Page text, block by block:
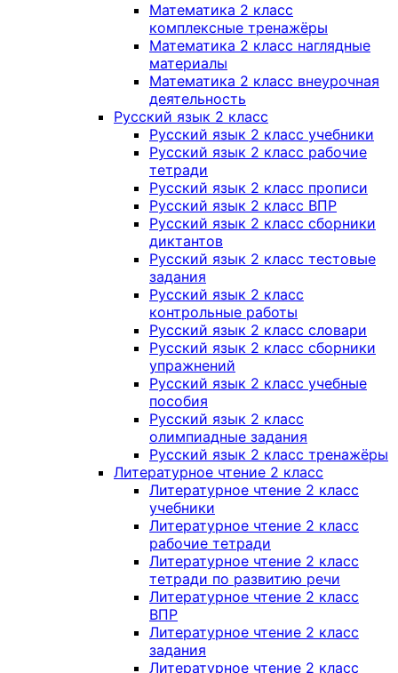
Математика 2 класс
комплексные тренажёры
Математика 2 класс наглядные
материалы
Математика 2 класс внеурочная
деятельность
Русский язык 2 класс
Русский язык 2 класс учебники
Русский язык 2 класс рабочие
тетради
Русский язык 2 класс прописи
Русский язык 2 класс ВПР
Русский язык 2 класс сборники
диктантов
Русский язык 2 класс тестовые
задания
Русский язык 2 класс
контрольные работы
Русский язык 2 класс словари
Русский язык 2 класс сборники
упражнений
Русский язык 2 класс учебные
пособия
Русский язык 2 класс
олимпиадные задания
Русский язык 2 класс тренажёры
Литературное чтение 2 класс
Литературное чтение 2 класс
учебники
Литературное чтение 2 класс
рабочие тетради
Литературное чтение 2 класс
тетради по развитию речи
Литературное чтение 2 класс
ВПР
Литературное чтение 2 класс
задания
Литературное чтение 2 класс